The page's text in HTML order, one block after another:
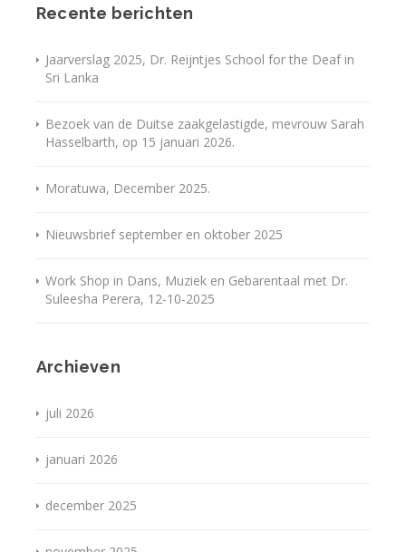
Recente berichten
Jaarverslag 2025, Dr. Reijntjes School for the Deaf in
Sri Lanka
Bezoek van de Duitse zaakgelastigde, mevrouw Sarah
Hasselbarth, op 15 januari 2026.
Moratuwa, December 2025.
Nieuwsbrief september en oktober 2025
Work Shop in Dans, Muziek en Gebarentaal met Dr.
Suleesha Perera, 12-10-2025
Archieven
juli 2026
januari 2026
december 2025